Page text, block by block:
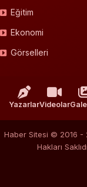
Eğitim
Ekonomi
Görselleri
YazarlarVideolar
Haber Sitesi © 2016 -
Hakları